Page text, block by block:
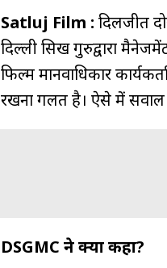
Satluj Film : दिलजीत
दिल्ली सिख गुरुद्वारा
फिल्म मानवाधिकार
रखना गलत है। ऐसे में सवाल
DSGMC ने क्या कहा?